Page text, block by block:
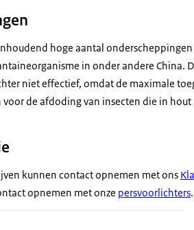
hoge aantal
in onder andere
niet effectief, omdat de maximale
de afdoding van insecten die in
kunnen contact opnemen met ons
opnemen met onze persvoorlichters.